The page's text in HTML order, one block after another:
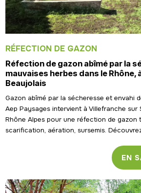
RÉFECTION DE GAZON
Réfection de gazon abîmé par la
mauvaises herbes dans le Rhône,
Beaujolais
Gazon abîmé par la sécheresse et envahi
Aep Paysages intervient à Villefranche
Rhône Alpes pour une réfection de gazon
scarification, aération, sursemis.
EN